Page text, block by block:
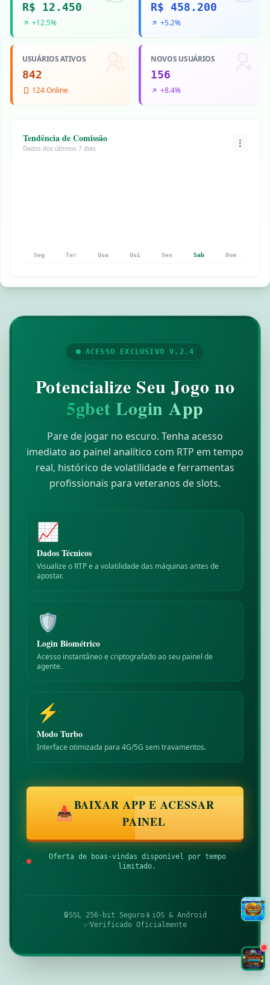
R$ 12.450
+12.5%
R$ 458.200
+5.2%
USUÁRIOS ATIVOS
842
124 Online
NOVOS USUÁRIOS
156
+8.4%
Tendência de Comissão
Dados dos últimos 7 dias
Seg Ter Qua Qui Sex Sab Dom
ACESSO EXCLUSIVO V.2.4
Potencialize Seu Jogo no
5gbet Login App
Pare de jogar no escuro. Tenha acesso
imediato ao painel analítico com RTP em tempo
real, histórico de volatilidade e ferramentas
profissionais para veteranos de slots.
📈
Dados Técnicos
Visualize o RTP e a volatilidade das máquinas antes de
apostar.
🛡️
Login Biométrico
Acesso instantâneo e criptografado ao seu painel de
agente.
⚡
Modo Turbo
Interface otimizada para 4G/5G sem travamentos.
📥BAIXAR APP E ACESSAR
PAINEL
Oferta de boas-vindas disponível por tempo
limitado.
🔒SSL 256-bit Seguro📱 iOS & Android
✅Verificado Oficialmente